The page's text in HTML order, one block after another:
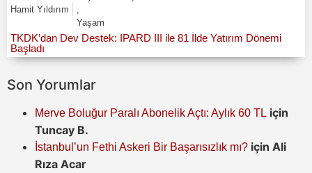
Hamit Yıldırım
,
Yaşam
TKDK’dan Dev Destek: IPARD III ile 81 İlde Yatırım Dönemi
Başladı
Son Yorumlar
Merve Boluğur Paralı Abonelik Açtı: Aylık 60 TL için
Tuncay B.
İstanbul’un Fethi Askeri Bir Başarısızlık mı? için Ali
Rıza Acar